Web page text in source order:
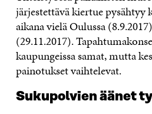
järjestettävä kiertue pysähtyy
aikana vielä Oulussa
(29.11.2017).
kaupungeissa samat, mutta
painotukset vaihtelevat.
Sukupolvien äänet